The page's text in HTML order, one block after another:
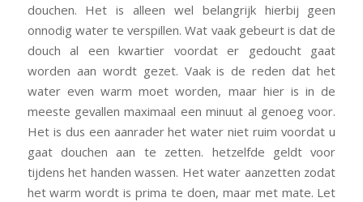
douchen. Het is alleen wel belangrijk hierbij geen
onnodig water te verspillen. Wat vaak gebeurt is dat de
douch al een kwartier voordat er gedoucht gaat
worden aan wordt gezet. Vaak is de reden dat het
water even warm moet worden, maar hier is in de
meeste gevallen maximaal een minuut al genoeg voor.
Het is dus een aanrader het water niet ruim voordat u
gaat douchen aan te zetten. hetzelfde geldt voor
tijdens het handen wassen. Het water aanzetten zodat
het warm wordt is prima te doen, maar met mate. Let